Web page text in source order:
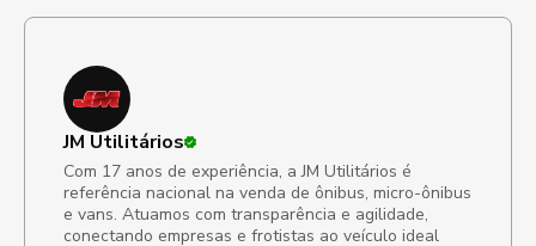
JM Utilitários
Com 17 anos de experiência, a JM Utilitários é
referência nacional na venda de ônibus, micro-ônibus
e vans. Atuamos com transparência e agilidade,
conectando empresas e frotistas ao veículo ideal